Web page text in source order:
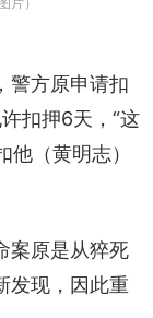
警方原申请扣
扣押6天，“这
（黄明志）
案原是从猝死
发现，因此重